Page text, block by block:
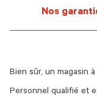
Nos
Bien sûr, un magasin
Personnel qualifié et